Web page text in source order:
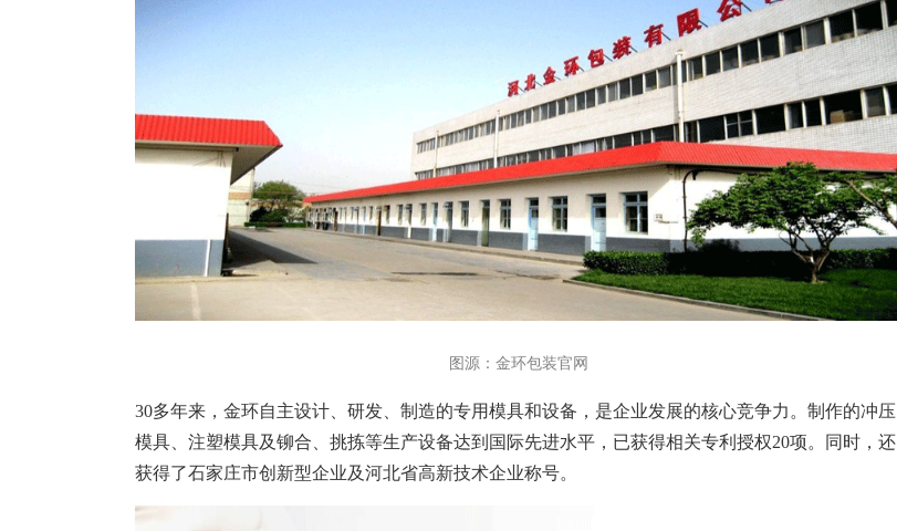
图源：金环包装官网
30多年来，金环自主设计、研发、制造的专用模具和设备，是企业发展的核心竞争力。制作的冲压
模具、注塑模具及铆合、挑拣等生产设备达到国际先进水平，已获得相关专利授权20项。同时，还
获得了石家庄市创新型企业及河北省高新技术企业称号。